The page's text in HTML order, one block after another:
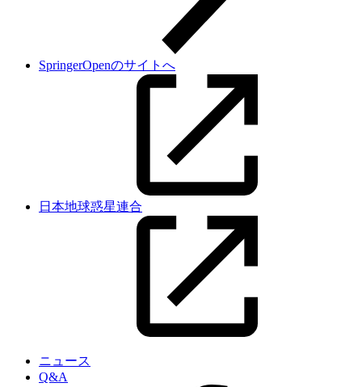
SpringerOpenのサイトへ
日本地球惑星連合
ニュース
Q&A